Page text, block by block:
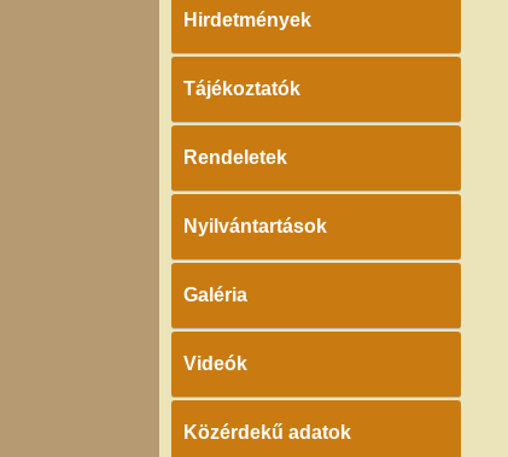
Hirdetmények
Tájékoztatók
Rendeletek
Nyilvántartások
Galéria
Videók
Közérdekű adatok